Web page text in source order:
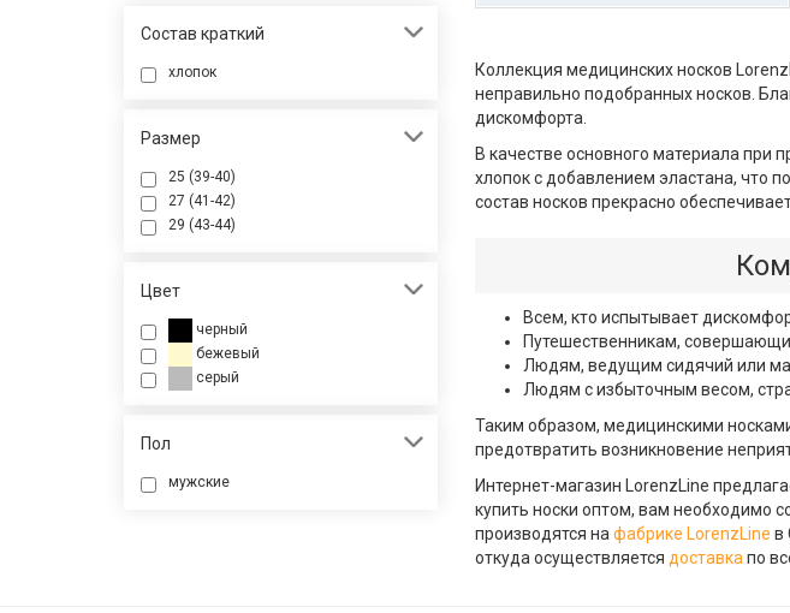
Состав краткий
хлопок
Размер
25 (39-40)
27 (41-42)
29 (43-44)
Цвет
черный
бежевый
серый
Пол
мужские
Коллекция медицинских носков
неправильно подобранных носков.
дискомфорта.
В качестве основного материала при
хлопок с добавлением эластана, что
состав носков прекрасно
Всем, кто испытывает
Путешественникам,
Людям, ведущим сидячий или
Людям с избыточным весом,
Таким образом, медицинскими
предотвратить возникновение
Интернет-магазин LorenzLine
купить носки оптом, вам необходимо
производятся нафабрике LorenzLine в
откуда осуществляется доставкапо